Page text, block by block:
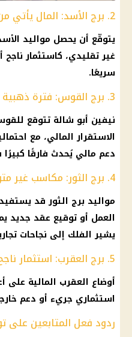
2. برج الأسد: المال يأتي من مصادر جديدة
يتوقّع أن يحصل مواليد
غير تقليدي، كاستثمار ناجح
سريعًا.
3. برج القوس: فترة ذهبية ماليًا
نيفين أبو شالة تتوقع
الاستقرار المالي، مع
دعم مالي يُحدث فارقًا
4. برج الثور: مكاسب غير متوقعة
مواليد برج الثورقد
العمل أو توقيع عقد جديد
يشيرالفلك إلى نجاحات
5. برج العقرب: استثمار ناجح يغيّر الواقع
أوضاع العقرب المالية على
استثماري جريء أو دعم
ردود فعل المتابعين على